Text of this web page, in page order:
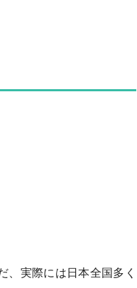
、実際には日本全国多く